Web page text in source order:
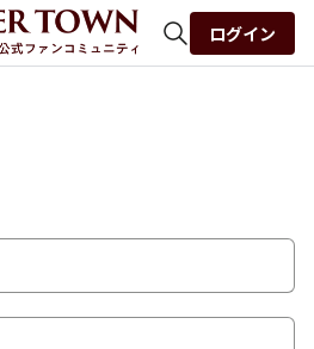
ログイン